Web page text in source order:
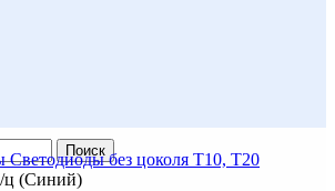
Поиск
Светодиоды без цоколя T10, T20
ц (Синий)